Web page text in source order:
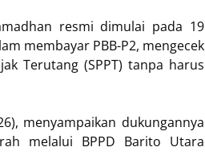
resmi dimulai pada 19
membayar PBB-P2, mengecek
Terutang (SPPT) tanpa harus
menyampaikan dukungannya
melalui BPPD Barito Utara